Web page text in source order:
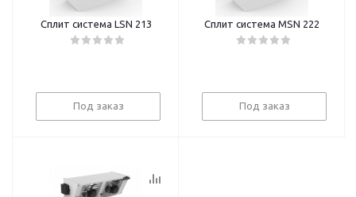
Сплит система LSN 213
Под заказ
Сплит система MSN 222
Под заказ